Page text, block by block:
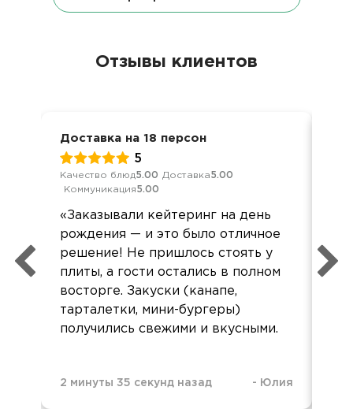
Отзывы клиентов
Доставка на 18 персон
5
Качество блюд5.00 Доставка5.00
Коммуникация5.00
«Заказывали кейтеринг на день
рождения — и это было отличное
решение! Не пришлось стоять у
плиты, а гости остались в полном
восторге. Закуски (канапе,
тарталетки, мини-бургеры)
получились свежими и вкусными.
2 минуты 35 секунд назад - Юлия